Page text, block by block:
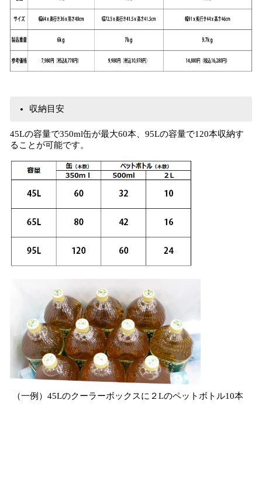
収納目安
45Lの容量で350ml缶が最大60本、95Lの容量で120本収納す
ることが可能です。
（一例）45Lのクーラーボックスに２Lのペットボトル10本